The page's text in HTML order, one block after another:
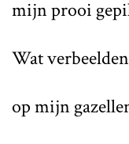
mijn prooi
Wat
op mijn